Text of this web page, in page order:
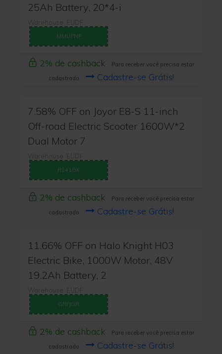
25Ah Battery, 20*4-i
Warehouse: EUDF
MMUPNF
2% de cashback
Para receber você precisa estar
cadastrado
Cadastre-se Grátis!
7.58% OFF on Joyor E8-S 11-inch
Off-road Electric Scooter 1600W*2
Dual Motor 7
Warehouse: EUDF
R241GK
2% de cashback
Para receber você precisa estar
cadastrado
Cadastre-se Grátis!
11.66% OFF on Halo Knight H03
Electric Bike, 1000W Motor, 48V
19.2Ah Battery, 2
Warehouse: EUDF
GRFJGR
2% de cashback
Para receber você precisa estar
cadastrado
Cadastre-se Grátis!